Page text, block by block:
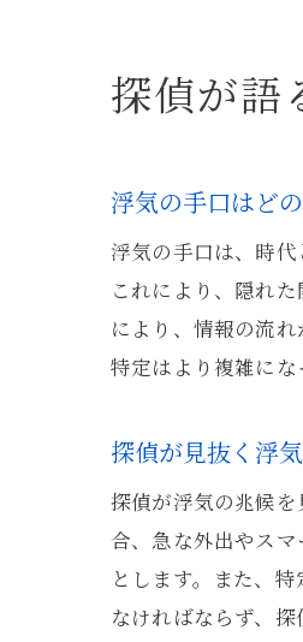
探偵が語
浮気の手口はど
浮気の手口は、時
これにより、隠れ
により、情報の流
特定はより複雑にな
探偵が見抜く浮
探偵が浮気の兆候
合、急な外出やス
とします。また、
なければならず、